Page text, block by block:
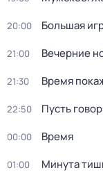
20:00 Большая
21:00 Вечерние
21:30 Время
22:50 Пусть
00:00 Время
01:00 Минута